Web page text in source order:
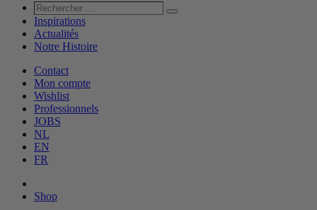
Rechercher
...
Rechercher
Inspirations
Actualités
Notre Histoire
Contact
Mon compte
Wishlist
Professionnels
JOBS
NL
EN
FR
Shop